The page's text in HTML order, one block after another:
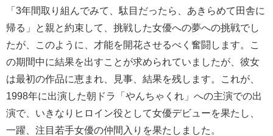
「3年間取り組んでみて、駄目だったら、あきらめて田舎に
帰る」と親と約束して、挑戦した女優への夢への挑戦でし
たが、このように、才能を開花させるべく奮闘します。こ
の期間中に結果を出すことが求められていましたが、彼女
は最初の作品に恵まれ、見事、結果を残します。これが、
1998年に出演した朝ドラ「やんちゃくれ」への主演での出
演で、いきなりヒロイン役として女優デビューを果たし、
一躍、注目若手女優の仲間入りを果たしました。